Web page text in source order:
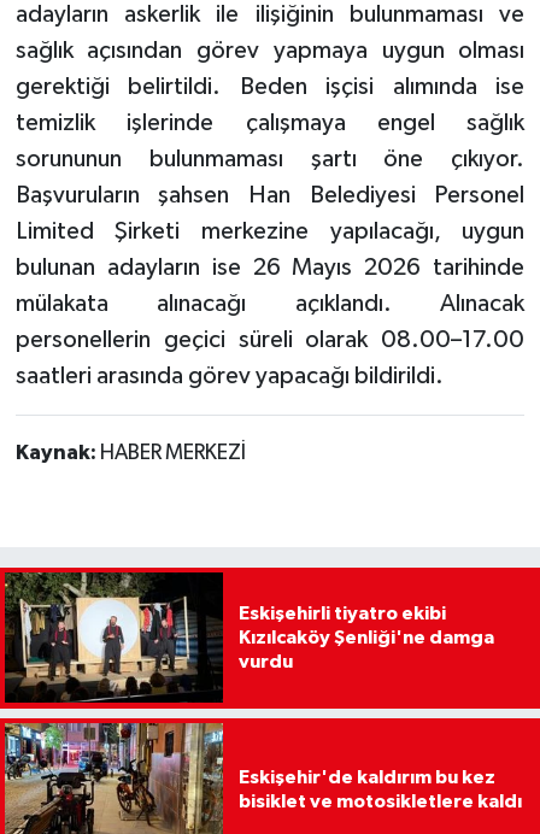
adayların askerlik ile ilişiğinin bulunmaması ve
sağlık açısından görev yapmaya uygun olması
gerektiği belirtildi. Beden işçisi alımında ise
temizlik işlerinde çalışmaya engel sağlık
sorununun bulunmaması şartı öne çıkıyor.
Başvuruların şahsen Han Belediyesi Personel
Limited Şirketi merkezine yapılacağı, uygun
bulunan adayların ise 26 Mayıs 2026 tarihinde
mülakata alınacağı açıklandı. Alınacak
personellerin geçici süreli olarak 08.00–17.00
saatleri arasında görev yapacağı bildirildi.
Kaynak: HABER MERKEZİ
Eskişehirli tiyatro ekibi
Kızılcaköy Şenliği'ne damga
vurdu
Eskişehir'de kaldırım bu kez
bisiklet ve motosikletlere kaldı